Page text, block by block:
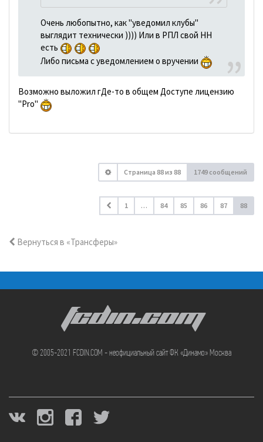
Очень любопытно, как "уведомил клубы"
выглядит технически )))) Или в РПЛ свой HH
есть
Либо письма с уведомлением о вручении
Возможно выложил гДе-то в общем Доступе лицензию
"Pro"
Страница 88из 88 1749 сообщений
1 … 84 85 86 87 88
Вернуться в «Трансферы»
FCDIN.COM
© 2005-2021 FCDIN.COM - неофициальный сайт ФК «Динамо» Москва